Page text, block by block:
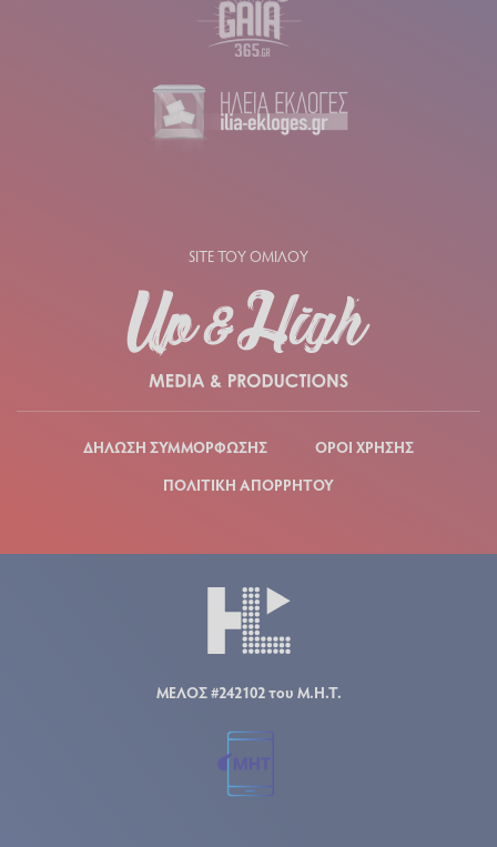
SITE ΤΟΥ ΟΜΙΛΟΥ
ΔΗΛΩΣΗ ΣΥΜΜΟΡΦΩΣΗΣ
ΟΡΟΙ ΧΡΗΣΗΣ
ΠΟΛΙΤΙΚΗ ΑΠΟΡΡΗΤΟΥ
ΜΕΛΟΣ #242102 του Μ.Η.Τ.